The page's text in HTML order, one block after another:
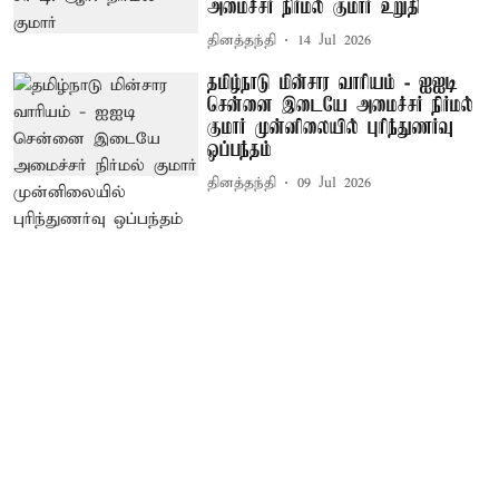
அமைச்சர் நிர்மல் குமார் உறுதி
தினத்தந்தி 14 Jul 2026
தமிழ்நாடு மின்சார வாரியம் - ஐஐடி
சென்னை இடையே அமைச்சர் நிர்மல்
குமார் முன்னிலையில் புரிந்துணர்வு
ஒப்பந்தம்
தினத்தந்தி 09 Jul 2026